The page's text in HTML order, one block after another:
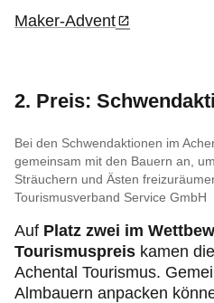
Maker-Advent
2. Preis:
Bei den Schwendaktionen im
gemeinsam mit den Bauern an,
Sträuchern und Ästen
Tourismusverband Service GmbH
Auf Platz zwei im
Tourismuspreis kamen
Achental Tourismus.
Almbauern anpacken